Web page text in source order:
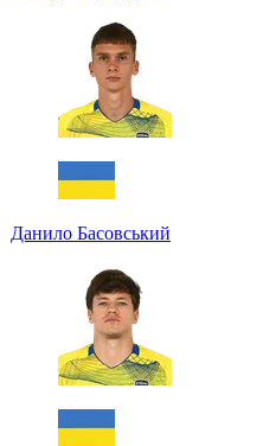
Данило Басовський